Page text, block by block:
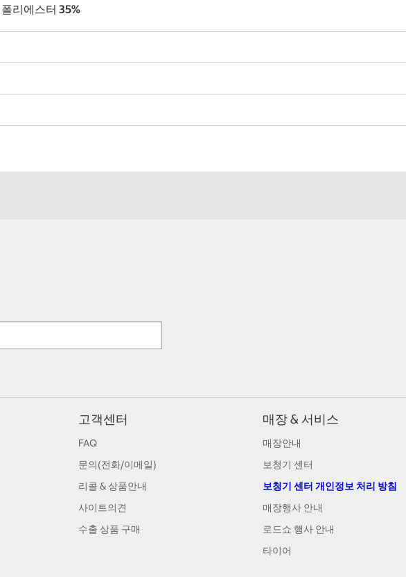
리에스터 35%
고객센터
FAQ
문의(전화/이메일)
리콜 & 상품안내
사이트의견
수출 상품 구매
매장 & 서비스
매장안내
보청기 센터
보청기 센터 개인정보 처리 방침
매장행사 안내
로드쇼 행사 안내
타이어